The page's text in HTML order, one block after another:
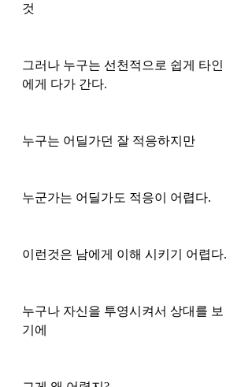
것
그러나 누구는 선천적으로 쉽게 타인
에게 다가 간다.
누구는 어딜가던 잘 적응하지만
누군가는 어딜가도 적응이 어렵다.
이런것은 남에게 이해 시키기 어렵다.
누구나 자신을 투영시켜서 상대를 보
기에